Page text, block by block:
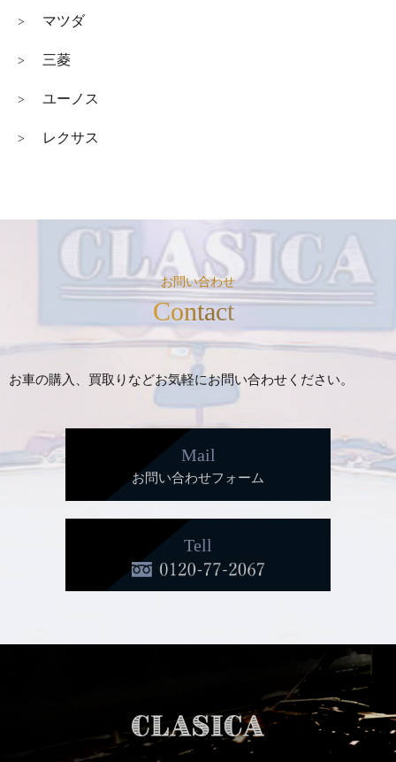
> マツダ
> 三菱
> ユーノス
> レクサス
お問い合わせ
Contact
お車の購入、買取りなどお気軽にお問い合わせください。
Mail
お問い合わせフォーム
Tell